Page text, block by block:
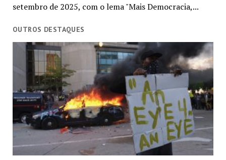
setembro de 2025, com o lema "Mais Democracia,...
OUTROS DESTAQUES